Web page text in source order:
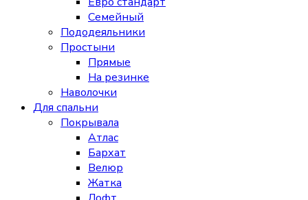
Семейный
Пододеяльники
Простыни
Прямые
На резинке
Наволочки
Для спальни
Покрывала
Атлас
Бархат
Велюр
Жатка